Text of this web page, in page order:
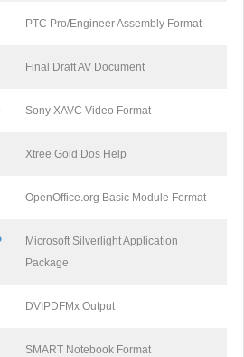
PTC Pro/Engineer Assembly Format
Final Draft AV Document
Sony XAVC Video Format
Xtree Gold Dos Help
OpenOffice.org Basic Module Format
Microsoft Silverlight Application
Package
DVIPDFMx Output
SMART Notebook Format